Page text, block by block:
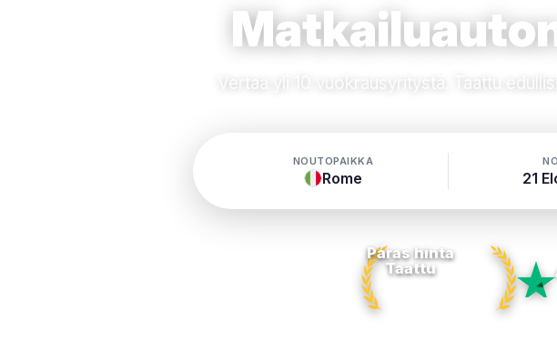
Vertaa yli 10 vuokrausyritystä. Taattu
NOUTOPAIKKA
Rome 21
Paras hinta
Taattu